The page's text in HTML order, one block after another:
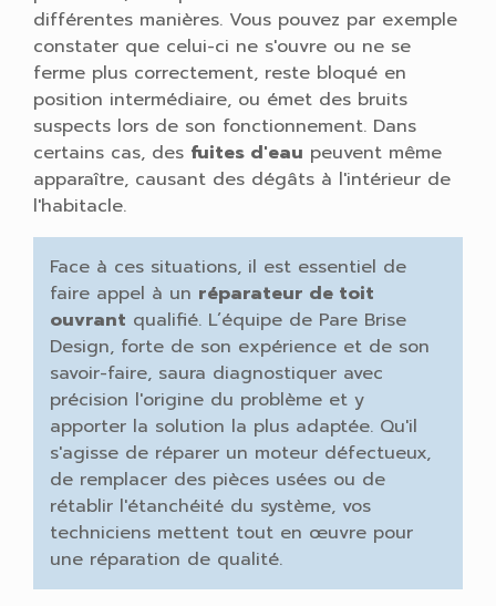
différentes manières. Vous pouvez par exemple
constater que celui-ci ne s'ouvre ou ne se
ferme plus correctement, reste bloqué en
position intermédiaire, ou émet des bruits
suspects lors de son fonctionnement. Dans
certains cas, des fuites d'eau peuvent même
apparaître, causant des dégâts à l'intérieur de
l'habitacle.
Face à ces situations, il est essentiel de
faire appel à un réparateur de toit
ouvrant qualifié. L’équipe de Pare Brise
Design, forte de son expérience et de son
savoir-faire, saura diagnostiquer avec
précision l'origine du problème et y
apporter la solution la plus adaptée. Qu'il
s'agisse de réparer un moteur défectueux,
de remplacer des pièces usées ou de
rétablir l'étanchéité du système, vos
techniciens mettent tout en œuvre pour
une réparation de qualité.